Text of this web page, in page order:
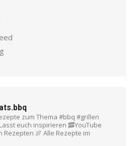
zum Thema #bbq #grillen
euch inspirieren 🥓YouTube
Rezepten 🍖 Alle Rezepte im